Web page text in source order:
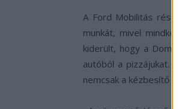
A Ford Mobilitás
munkát, mivel
kiderült, hogy a
autóból a pizzájukat.
nemcsak a kézbesítő